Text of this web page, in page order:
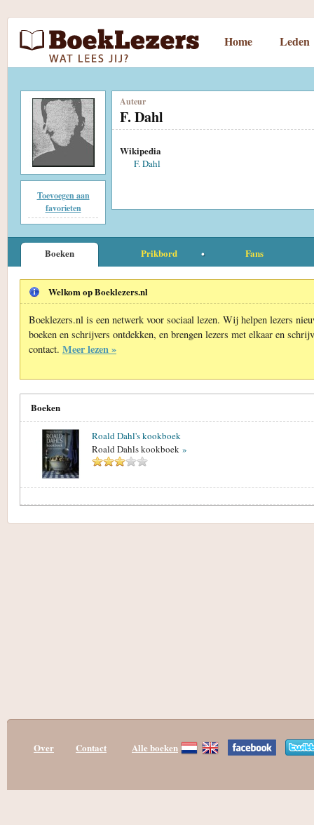
Home Leden
Toevoegen aan
favorieten
Auteur
F. Dahl
Wikipedia
F. Dahl
Boeken Prikbord Fans
Welkom op Boeklezers.nl
Boeklezers.nl is een netwerk voor sociaal lezen. Wij helpen lezers
boeken en schrijvers ontdekken, en brengen lezers met elkaar en
contact. Meer lezen »
Boeken
Roald Dahl's kookboek
Roald Dahls kookboek »
Over Contact Alle boeken